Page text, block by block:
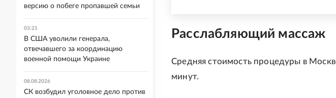
Расслабляющий массаж
Средняя стоимость процедуры в
минут.
версию о побеге пропавшей семьи
03:21
В США уволили генерала,
отвечавшего за координацию
военной помощи Украине
08.08.2026
СК возбудил уголовное дело против